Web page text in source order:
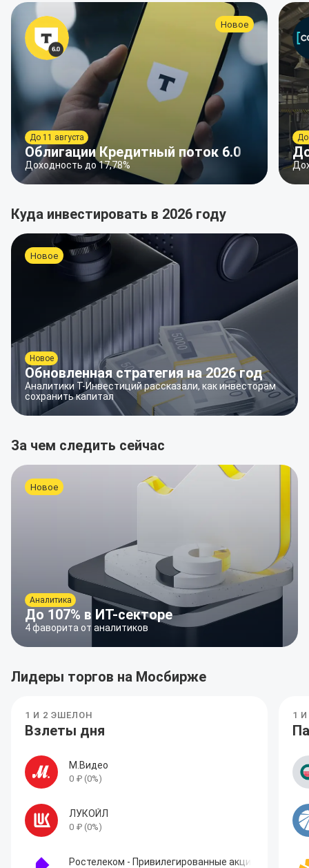
Новое
До 11 августа
Облигации Кредитный поток 6.0
Доходность до 17,78%
До
Куда инвестировать в 2026 году
Новое
Новое
Обновленная стратегия на 2026 год
Аналитики Т-Инвестиций рассказали, как инвесторам
сохранить капитал
За чем следить сейчас
Новое
Аналитика
До 107% в ИТ-секторе
4 фаворита от аналитиков
Лидеры торгов на Мосбирже
1 И 2 ЭШЕЛОН
Взлеты дня
М.Видео
0 ₽ (0%)
ЛУКОЙЛ
0 ₽ (0%)
Ростелеком - Привилегированные акции
1